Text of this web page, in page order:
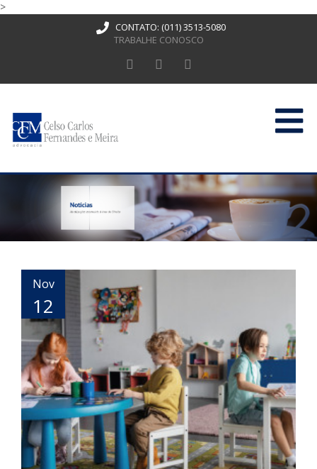
>
CONTATO: (011) 3513-5080
TRABALHE CONOSCO
HOME
QUEM SOMOS
ATUAÇÃO
CONTATO
Nov
12